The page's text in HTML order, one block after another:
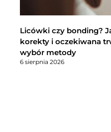
Licówki czy bonding?
korekty i oczekiwana
wybór metody
6 sierpnia 2026